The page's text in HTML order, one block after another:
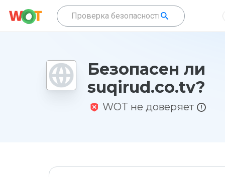
Безопасен ли
suqirud.co.tv?
WOT не доверяет